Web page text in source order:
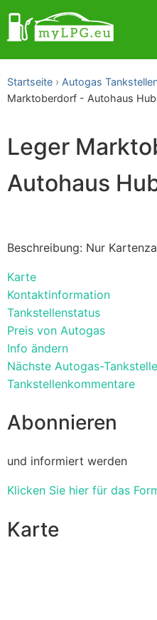
Startseite Autogas
Marktoberdorf - Autohaus
Leger
Autohaus
Beschreibung: Nur
Karte
Kontaktinformation
Tankstellenstatus
Preis von Autogas
Info ändern
Nächste Autogas-
Tankstellenkommentare
Abonnieren
und informiert werden
Klicken Sie hier für das
Karte